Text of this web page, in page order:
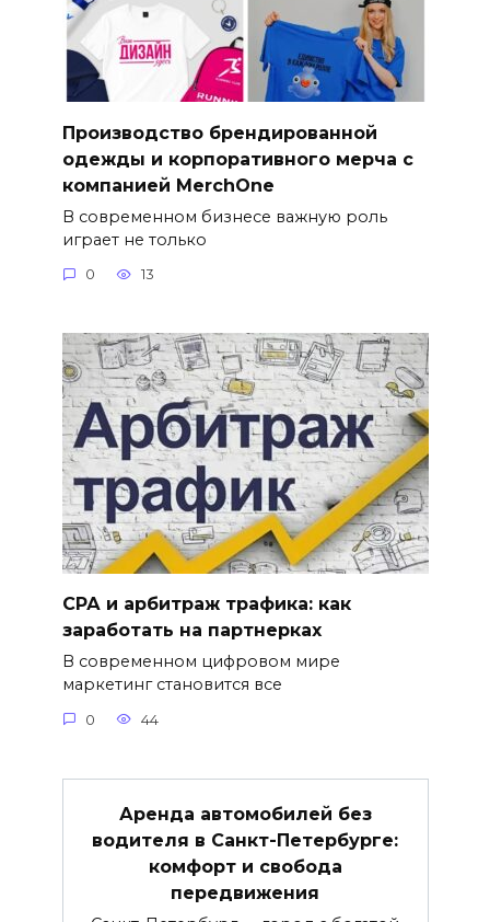
Производство брендированной
одежды и корпоративного мерча с
компанией MerchOne
В современном бизнесе важную роль
играет не только
0 13
СРА и арбитраж трафика: как
заработать на партнерках
В современном цифровом мире
маркетинг становится все
0 44
Аренда автомобилей без
водителя в Санкт-Петербурге:
комфорт и свобода
передвижения